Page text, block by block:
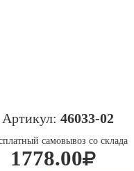
Артикул: 46033-02
самовывоз со склада
1778.00